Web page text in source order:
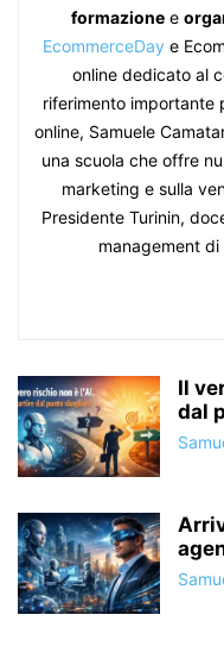
formazione e
EcommerceDay e
online dedicato al
riferimento importante
online, Samuele
una scuola che offre
marketing e sulla
Presidente Turinin,
management
Il
dal